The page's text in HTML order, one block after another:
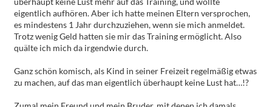
eigentlich aufhören. Aber ich hatte meinen Eltern versprochen,
es mindestens 1 Jahr durchzuziehen, wenn sie mich anmeldet.
Trotz wenig Geld hatten sie mir das Training ermöglicht. Also
quälte ich mich da irgendwie durch.
Ganz schön komisch, als Kind in seiner Freizeit regelmäßig etwas
zu machen, auf das man eigentlich überhaupt keine Lust hat…!?